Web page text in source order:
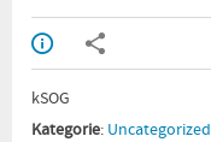
kSOG
Kategorie: Uncategorized